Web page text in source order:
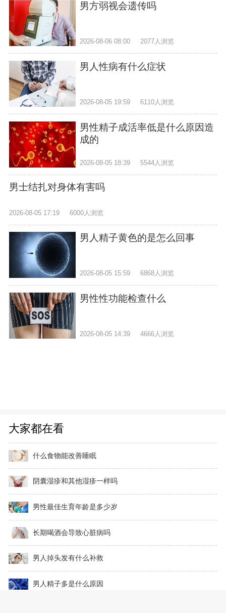
男方弱视会遗传吗
2026-08-06 08:00 2077人浏览
男人性病有什么症状
2026-08-05 19:59 6110人浏览
男性精子成活率低是什么原因造
成的
2026-08-05 18:39 5544人浏览
男士结扎对身体有害吗
2026-08-05 17:19 6000人浏览
男人精子黄色的是怎么回事
2026-08-05 15:59 6868人浏览
男性性功能检查什么
2026-08-05 14:39 4666人浏览
大家都在看
什么食物能改善睡眠
阴囊湿疹和其他湿疹一样吗
男性最佳生育年龄是多少岁
长期喝酒会导致心脏病吗
男人掉头发有什么补救
男人精子多是什么原因